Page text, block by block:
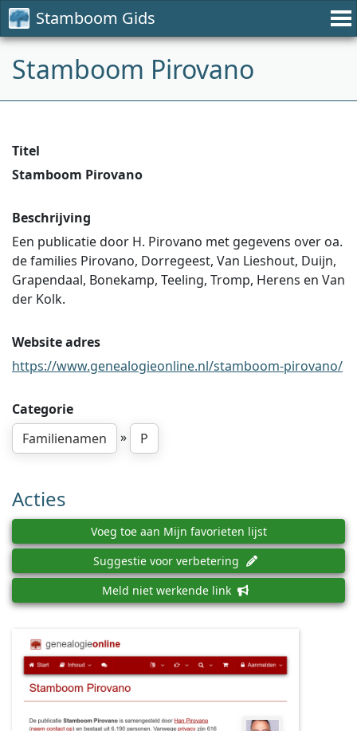
Stamboom Gids
Stamboom Pirovano
Titel
Stamboom Pirovano
Beschrijving
Een publicatie door H. Pirovano met gegevens over oa.
de families Pirovano, Dorregeest, Van Lieshout, Duijn,
Grapendaal, Bonekamp, Teeling, Tromp, Herens en Van
der Kolk.
Website adres
https://www.genealogieonline.nl/stamboom-pirovano/
Categorie
Familienamen
» P
Acties
Voeg toe aan Mijn favorieten lijst
Suggestie voor verbetering
Meld niet werkende link